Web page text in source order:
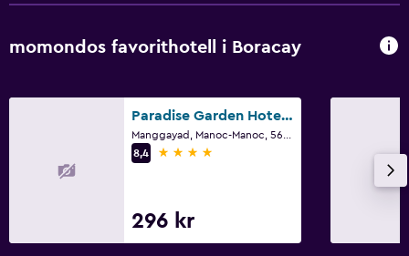
momondos favorithotell i Boracay
Paradise Garden Hotel And Convention Center Boracay Powered by Aston
8,4
4 stjärnor
296 kr